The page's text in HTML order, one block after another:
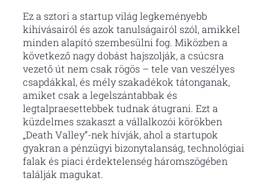
Ez a sztori a startup világ legkeményebb
kihívásairól és azok tanulságairól szól, amikkel
minden alapító szembesülni fog. Miközben a
következő nagy dobást hajszolják, a csúcsra
vezető út nem csak rögös – tele van veszélyes
csapdákkal, és mély szakadékok tátonganak,
amiket csak a legelszántabbak és
legtalpraesettebbek tudnak átugrani. Ezt a
küzdelmes szakaszt a vállalkozói körökben
„Death Valley”-nek hívják, ahol a startupok
gyakran a pénzügyi bizonytalanság, technológiai
falak és piaci érdektelenség háromszögében
találják magukat.